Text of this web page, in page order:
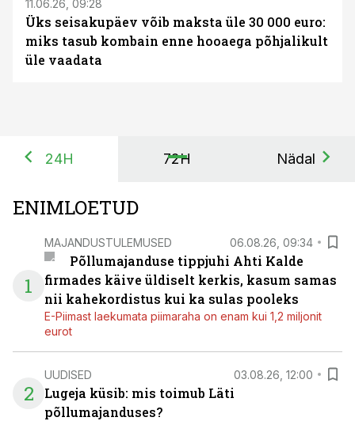
11.06.26, 09:28
Üks seisakupäev võib maksta üle 30 000 euro:
miks tasub kombain enne hooaega põhjalikult
üle vaadata
24H 72H Nädal
ENIMLOETUD
1
MAJANDUSTULEMUSED 06.08.26, 09:34
Põllumajanduse tippjuhi Ahti Kalde
firmades käive üldiselt kerkis, kasum samas
nii kahekordistus kui ka sulas pooleks
E-Piimast laekumata piimaraha on enam kui 1,2 miljonit
eurot
2
UUDISED 03.08.26, 12:00
Lugeja küsib: mis toimub Läti
põllumajanduses?